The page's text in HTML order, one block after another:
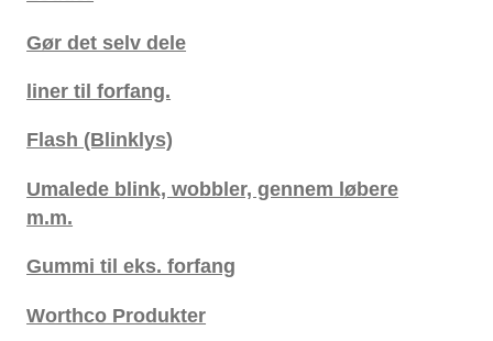
Gør det selv dele
liner til forfang.
Flash (Blinklys)
Umalede blink, wobbler, gennem løbere
m.m.
Gummi til eks. forfang
Worthco Produkter